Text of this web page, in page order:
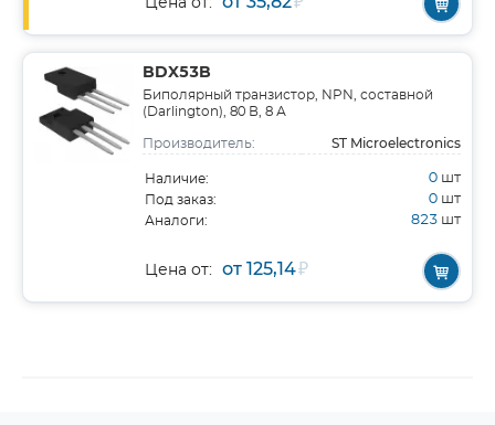
Цена от:
BDX53B
Биполярный транзистор, NPN, составной
(Darlington), 80 В, 8 А
Производитель: ST Microelectronics
Наличие: 0 шт
Под заказ: 0 шт
Аналоги: 823 шт
Цена от: от 125,14₽